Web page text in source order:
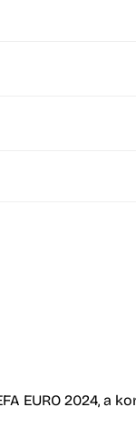
EURO 2024, a